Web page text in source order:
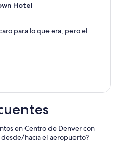
Hotel
para lo que era, pero el
en Centro de Denver con
hacia el aeropuerto?